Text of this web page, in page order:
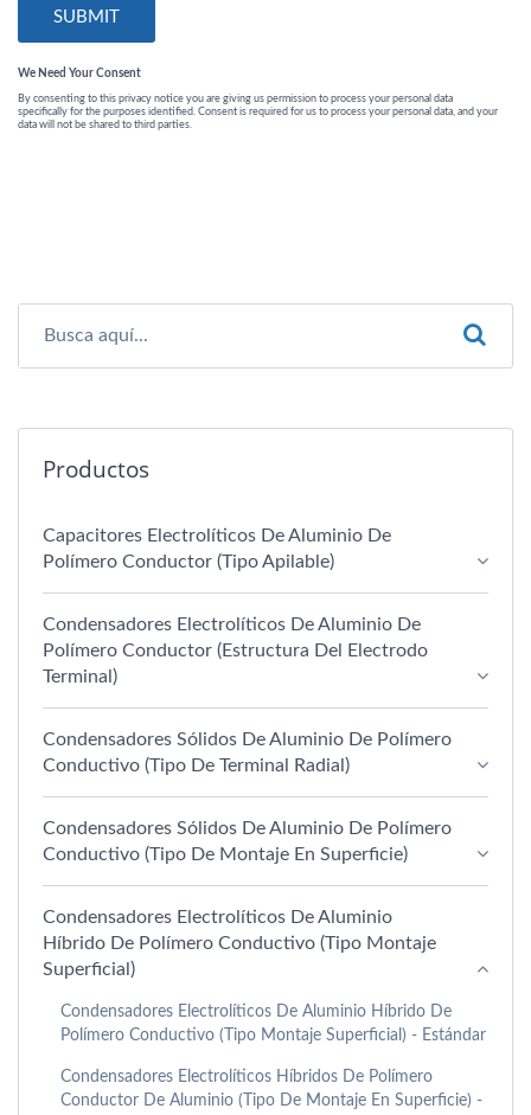
Productos
Capacitores Electrolíticos De Aluminio De
Polímero Conductor (tipo Apilable)
Condensadores Electrolíticos De Aluminio De
Polímero Conductor (estructura Del Electrodo
Terminal)
Condensadores Sólidos De Aluminio De Polímero
Conductivo (Tipo De Terminal Radial)
Condensadores Sólidos De Aluminio De Polímero
Conductivo (Tipo De Montaje En Superficie)
Condensadores Electrolíticos De Aluminio
Híbrido De Polímero Conductivo (Tipo Montaje
Superficial)
Condensadores Electrolíticos De Aluminio Híbrido De
Polímero Conductivo (Tipo Montaje Superficial) - Estándar
Condensadores Electrolíticos Híbridos De Polímero
Conductor De Aluminio (tipo De Montaje En Superficie) -